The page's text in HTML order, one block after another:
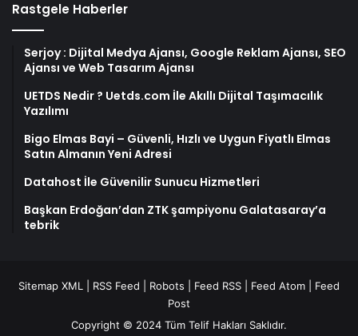
Rastgele Haberler
Serjoy : Dijital Medya Ajansı, Google Reklam Ajansı, SEO
Ajansı ve Web Tasarım Ajansı
UETDS Nedir ? Uetds.com İle Akıllı Dijital Taşımacılık
Yazılımı
Bigo Elmas Bayi – Güvenli, Hızlı ve Uygun Fiyatlı Elmas
Satın Almanın Yeni Adresi
Datahost İle Güvenilir Sunucu Hizmetleri
Başkan Erdoğan’dan ZTK şampiyonu Galatasaray’a
tebrik
Sitemap XML RSS Feed Robots Feed RSS Feed Atom
Feed
Post
Copyright © 2024 Tüm Telif Hakları Saklıdır.